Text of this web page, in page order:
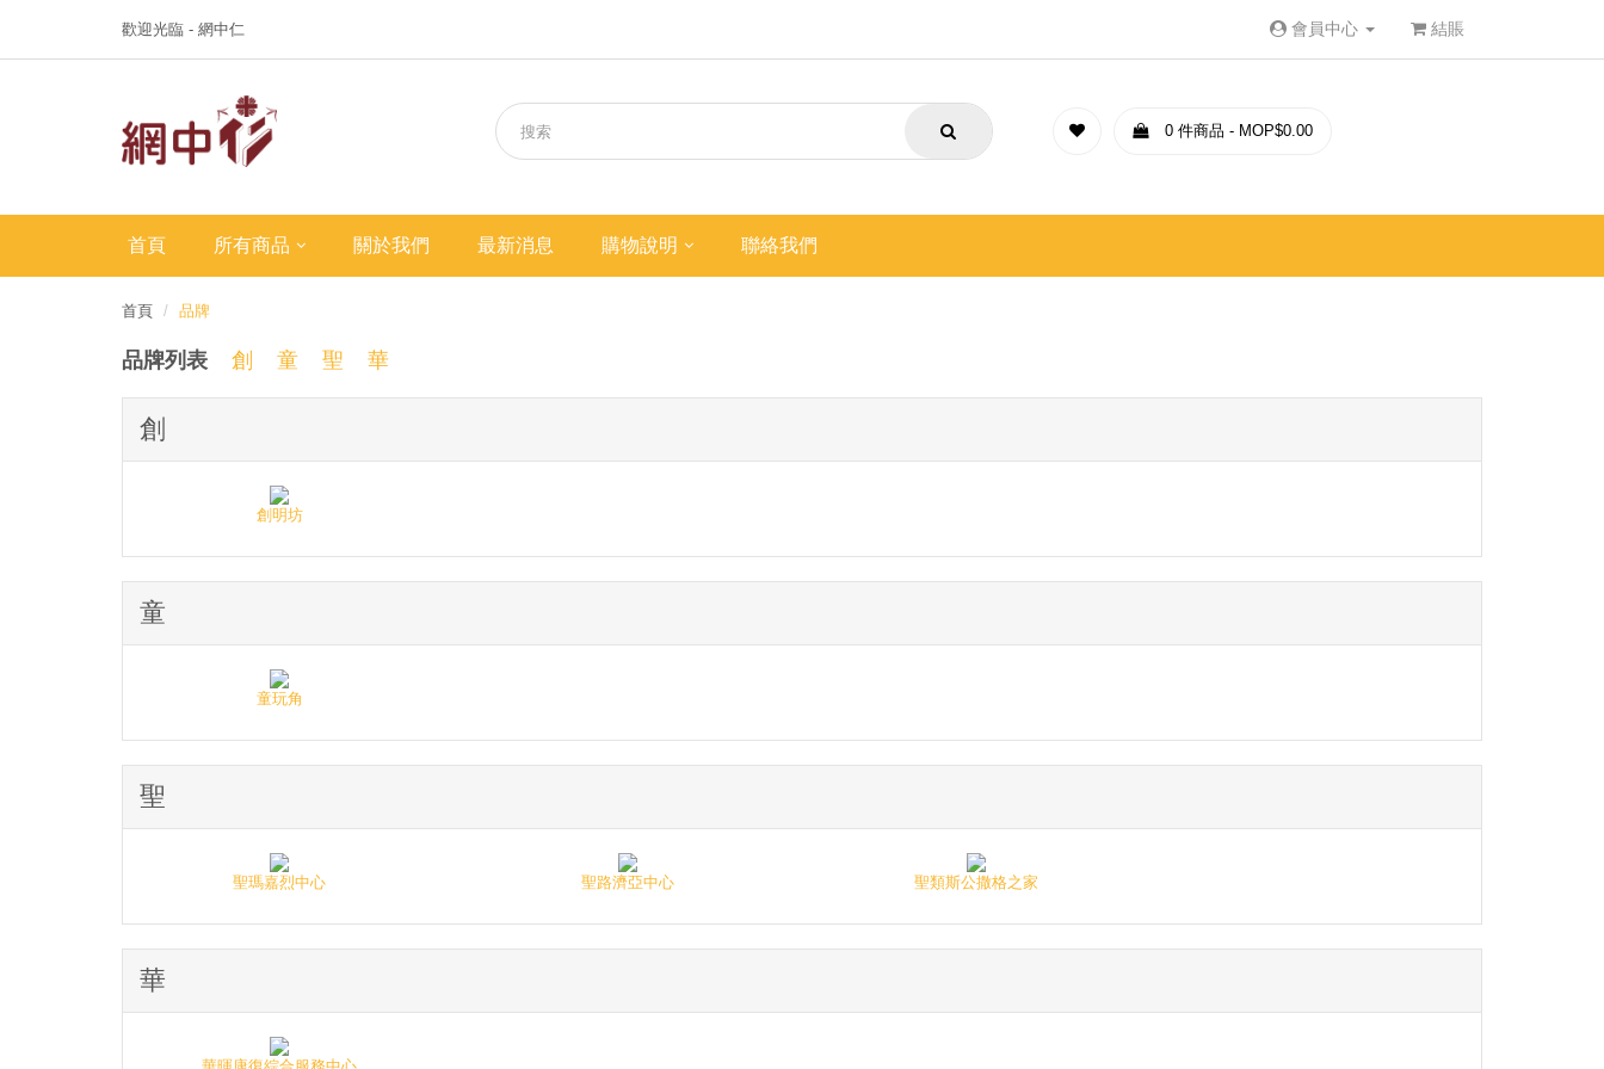
歡迎光臨 - 網中仁 會員中心 結賬
0 件商品 - MOP$0.00
首頁 所有商品 關於我們 最新消息 購物說明 聯絡我們
首頁 品牌
品牌列表 創 童 聖 華
創
創明坊
童
童玩角
聖
聖瑪嘉烈中心 聖路濟亞中心 聖類斯公撒格之家
華